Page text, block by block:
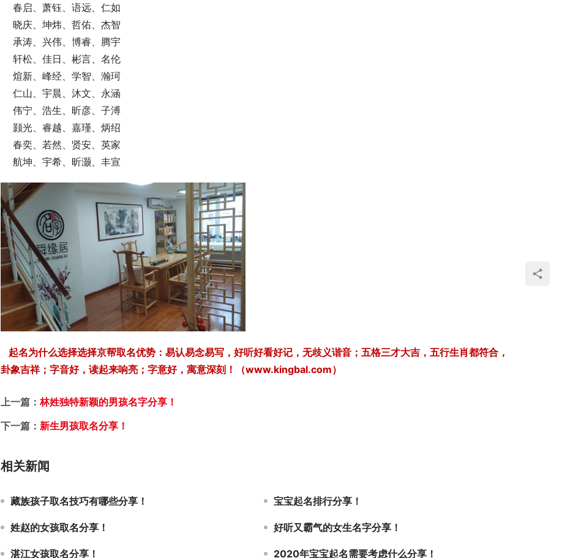
春启、萧钰、语远、仁如
晓庆、坤炜、哲佑、杰智
承涛、兴伟、博睿、腾宇
轩松、佳日、彬言、名伦
煊新、峰经、学智、瀚珂
仁山、宇晨、沐文、永涵
伟宁、浩生、昕彦、子溥
颢光、睿越、嘉瑾、炳绍
春奕、若然、贤安、英家
航坤、宇希、昕灏、丰宣
起名为什么选择选择京帮取名优势：易认易念易写，好听好看好记，无歧义谐音；五格三才大吉，五行生肖都符合，
卦象吉祥；字音好，读起来响亮；字意好，寓意深刻！（www.kingbal.com）
上一篇：林姓独特新颖的男孩名字分享！
下一篇： 新生男孩取名分享！
相关新闻
藏族孩子取名技巧有哪些分享！ 宝宝起名排行分享！
姓赵的女孩取名分享！ 好听又霸气的女生名字分享！
湛江女孩取名分享！ 2020年宝宝起名需要考虑什么分享！